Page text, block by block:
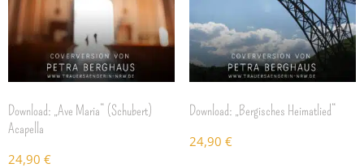
Download: „Ave Maria“ (Schubert)
Acapella
24,90 €
Download: „Bergisches Heimatlied“
24,90 €